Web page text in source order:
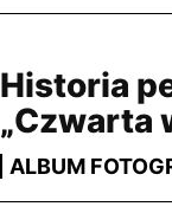
Historia
„Czwarta
ALBUM